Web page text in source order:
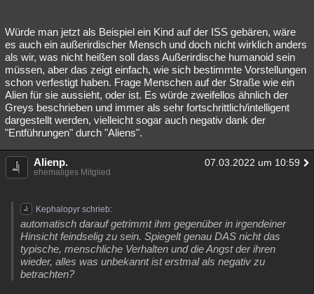
Würde man jetzt als Beispiel ein Kind auf der ISS gebären, wäre
es auch ein außerirdischer Mensch und doch nicht wirklich anders
als wir, was nicht heißen soll dass Außerirdische humanoid sein
müssen, aber das zeigt einfach, wie sich bestimmte Vorstellungen
schon verfestigt haben. Frage Menschen auf der Straße wie ein
Alien für sie aussieht, oder ist. Es würde zweifellos ähnlich der
Greys beschrieben und immer als sehr fortschrittlich/intelligent
dargestellt werden, vielleicht sogar auch negativ dank der
"Entführungen" durch "Aliens".
Alienp. 07.03.2022 um 10:59
ehemaliges Mitglied
Kephalopyr schrieb:
automatisch darauf getrimmt ihm gegenüber in irgendeiner
Hinsicht feindselig zu sein. Spiegelt genau DAS nicht das
typische, menschliche Verhalten und die Angst der ihren
wieder, alles was unbekannt ist erstmal als negativ zu
betrachten?